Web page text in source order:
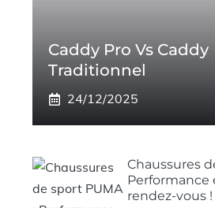
Caddy Pro Vs Caddy
Traditionnel
24/12/2025
Chaussures
Performance
rendez-vous !